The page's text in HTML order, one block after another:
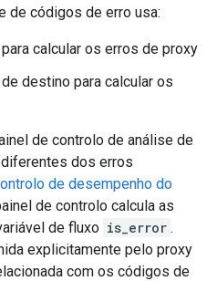
de códigos de erro usa:
calcular os erros de proxy
destino para calcular os
de controlo de análise de
dos erros
de desempenho do
de controlo calcula as
de fluxo is_error .
explicitamente pelo proxy
com os códigos de